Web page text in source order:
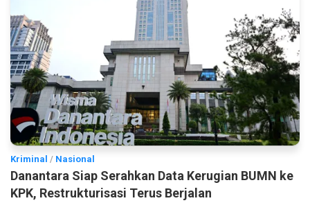
Kriminal / Nasional
Danantara Siap Serahkan Data Kerugian BUMN ke
KPK, Restrukturisasi Terus Berjalan